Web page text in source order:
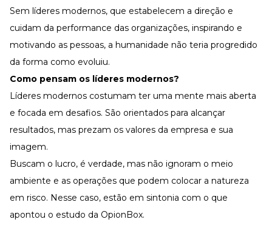
Sem líderes modernos, que estabelecem a direção e
cuidam da performance das organizações, inspirando e
motivando as pessoas, a humanidade não teria progredido
da forma como evoluiu.
Como pensam os líderes modernos?
Líderes modernos costumam ter uma mente mais aberta
e focada em desafios. São orientados para alcançar
resultados, mas prezam os valores da empresa e sua
imagem.
Buscam o lucro, é verdade, mas não ignoram o meio
ambiente e as operações que podem colocar a natureza
em risco. Nesse caso, estão em sintonia com o que
apontou o estudo da OpionBox.